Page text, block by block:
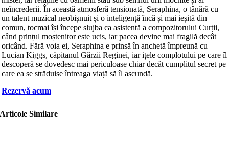
neîncrederii. În această atmosferă tensionată, Seraphina, o tânără cu
un talent muzical neobișnuit și o inteligență încă și mai ieșită din
comun, tocmai își începe slujba ca asistentă a compozitorului Curții,
când prințul moștenitor este ucis, iar pacea devine mai fragilă decât
oricând. Fără voia ei, Seraphina e prinsă în anchetă împreună cu
Lucian Kiggs, căpitanul Gărzii Reginei, iar ițele complotului pe care îl
descoperă se dovedesc mai periculoase chiar decât cumplitul secret pe
care ea se străduise întreaga viață să îl ascundă.
Rezervă acum
Articole Similare